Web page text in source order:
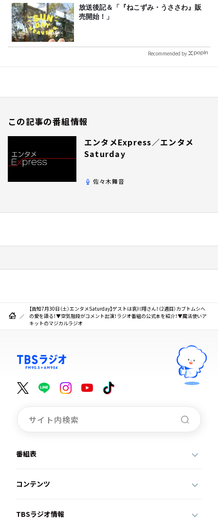
放送後記＆「『ねこずみ・うささわ』販
売開始！」
Recommended by
この記事の番組情報
エンタメExpress／エンタメ
Saturday
佐々木舞音
【告知7月30日（土）エンタメSaturday】ゲストは哀川翔さん！（2週目）カブトムシへ
の愛を語る！▼空気階段がコメント出演！ラジオ番組の公式本を紹介！▼魔法使いア
キットのマジカルラジオ
番組表
コンテンツ
TBSラジオ情報